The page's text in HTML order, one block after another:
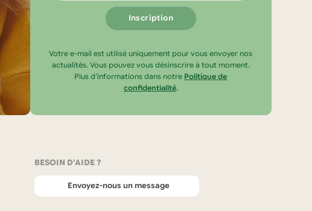
Votre e-mail est utilisé uniquement pour vous envoyer nos
actualités. Vous pouvez vous désinscrire à tout moment.
Plus d’informations dans notre Politique de
confidentialité.
BESOIN D'AIDE ?
Envoyez-nous un message